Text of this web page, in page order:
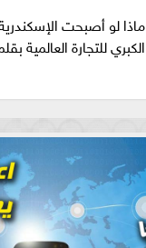
ماذا لو أصبحت
الكبري للتجارة العالمية